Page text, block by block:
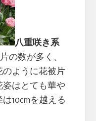
八重咲き系
の数が多く、
のように花被片
姿はとても華や
10cmを越える